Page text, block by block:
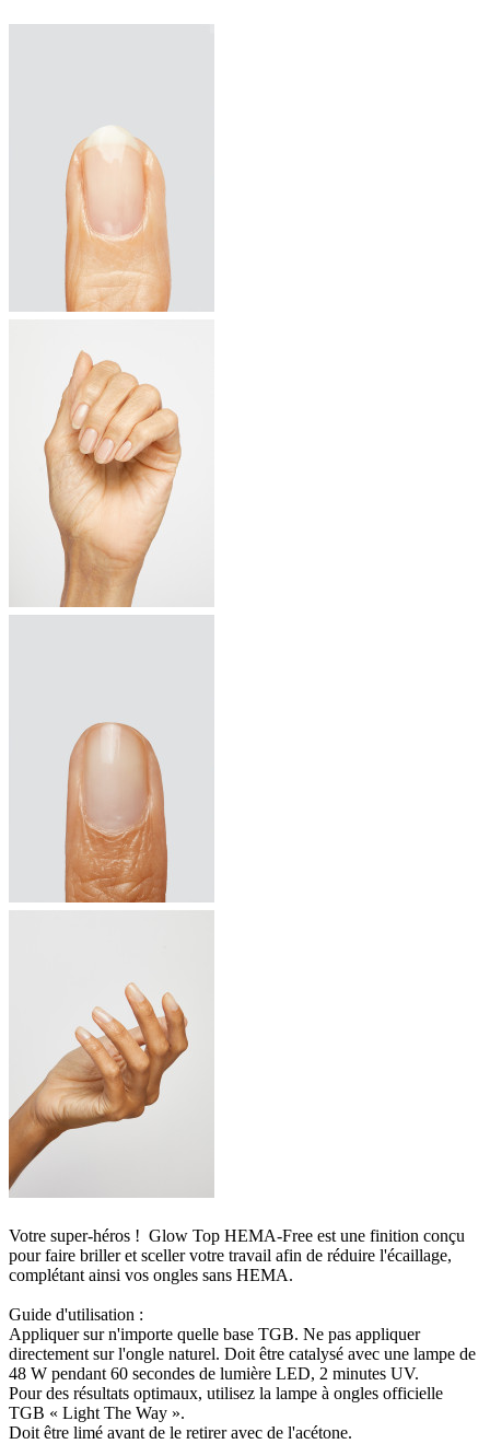
Votre super-héros ! Glow Top HEMA-Free est une finition conçu
pour faire briller et sceller votre travail afin de réduire l'écaillage,
complétant ainsi vos ongles sans HEMA.
Guide d'utilisation :
Appliquer sur n'importe quelle base TGB. Ne pas appliquer
directement sur l'ongle naturel. Doit être catalysé avec une lampe de
48 W pendant 60 secondes de lumière LED, 2 minutes UV.
Pour des résultats optimaux, utilisez la lampe à ongles officielle
TGB « Light The Way ».
Doit être limé avant de le retirer avec de l'acétone.